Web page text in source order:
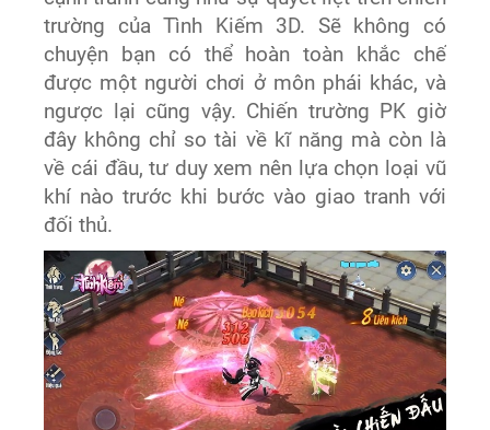
trường của Tình Kiếm 3D. Sẽ không có
chuyện bạn có thể hoàn toàn khắc chế
được một người chơi ở môn phái khác, và
ngược lại cũng vậy. Chiến trường PK giờ
đây không chỉ so tài về kĩ năng mà còn là
về cái đầu, tư duy xem nên lựa chọn loại vũ
khí nào trước khi bước vào giao tranh với
đối thủ.